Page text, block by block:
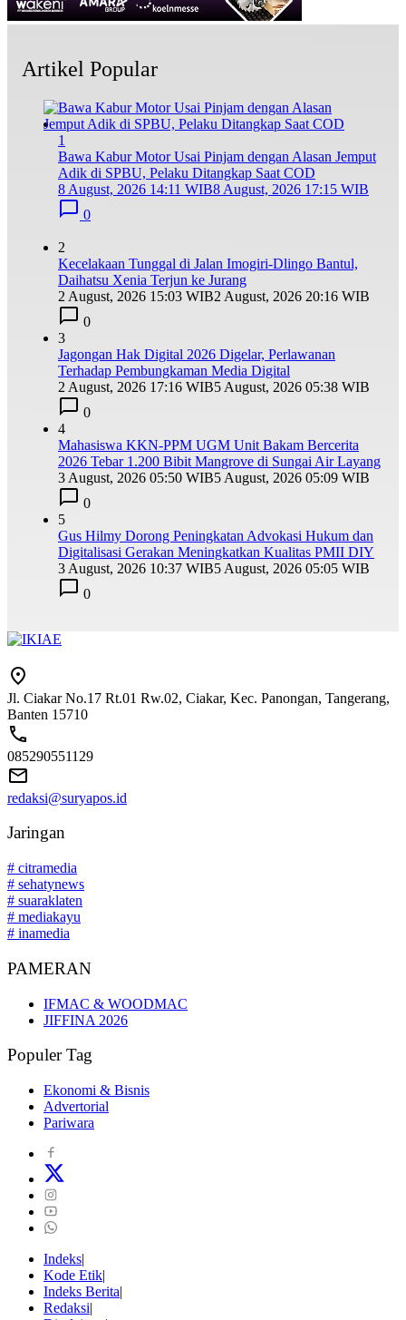
Artikel Popular
1
Bawa Kabur Motor Usai Pinjam dengan Alasan Jemput
Adik di SPBU, Pelaku Ditangkap Saat COD
8 August, 2026 14:11 WIB8 August, 2026 17:15 WIB
0
2
Kecelakaan Tunggal di Jalan Imogiri-Dlingo Bantul,
Daihatsu Xenia Terjun ke Jurang
2 August, 2026 15:03 WIB2 August, 2026 20:16 WIB
0
3
Jagongan Hak Digital 2026 Digelar, Perlawanan
Terhadap Pembungkaman Media Digital
2 August, 2026 17:16 WIB5 August, 2026 05:38 WIB
0
4
Mahasiswa KKN-PPM UGM Unit Bakam Bercerita
2026 Tebar 1.200 Bibit Mangrove di Sungai Air Layang
3 August, 2026 05:50 WIB5 August, 2026 05:09 WIB
0
5
Gus Hilmy Dorong Peningkatan Advokasi Hukum dan
Digitalisasi Gerakan Meningkatkan Kualitas PMII DIY
3 August, 2026 10:37 WIB5 August, 2026 05:05 WIB
0
Jl. Ciakar No.17 Rt.01 Rw.02, Ciakar, Kec. Panongan, Tangerang,
Banten 15710
085290551129
redaksi@suryapos.id
Jaringan
# citramedia
# sehatynews
# suaraklaten
# mediakayu
# inamedia
PAMERAN
IFMAC & WOODMAC
JIFFINA 2026
Populer Tag
Ekonomi & Bisnis
Advertorial
Pariwara
Indeks
Kode Etik
Indeks Berita
Redaksi